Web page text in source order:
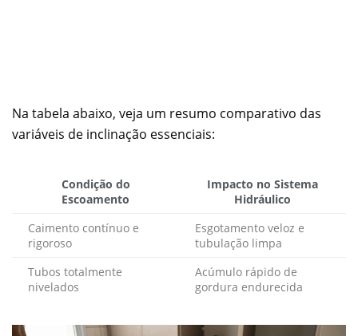
Na tabela abaixo, veja um resumo comparativo das
variáveis de inclinação essenciais:
Condição do
Escoamento
Impacto no Sistema
Hidráulico
Caimento contínuo e
rigoroso
Esgotamento veloz e
tubulação limpa
Tubos totalmente
nivelados
Acúmulo rápido de
gordura endurecida